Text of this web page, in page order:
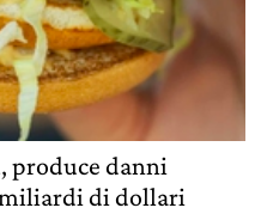
produce danni
di dollari